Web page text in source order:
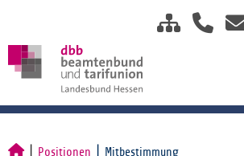
Positionen Mitbestimmung